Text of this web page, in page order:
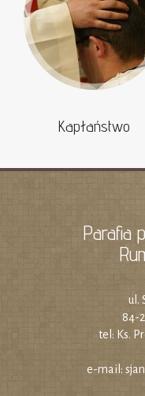
Kapłaństwo
Parafia
ul.
84-
tel: Ks.
e-mail: